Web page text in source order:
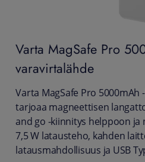
Varta MagSafe Pro
varavirtalähde
Varta MagSafe Pro
tarjoaa magneettisen
and go -kiinnitys helppoon ja
7,5 W latausteho, kahden
latausmahdollisuus ja USB